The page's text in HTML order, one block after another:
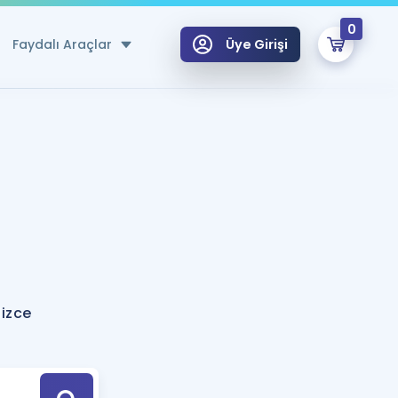
Faydalı Araçlar
Hesaplama Aracı
için Öneriler
Tek Takvimde
Üye Girişi
0